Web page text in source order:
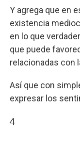
Y agrega que en
existencia
en lo que
que puede
relacionadas con
Así que con
expresar los
4